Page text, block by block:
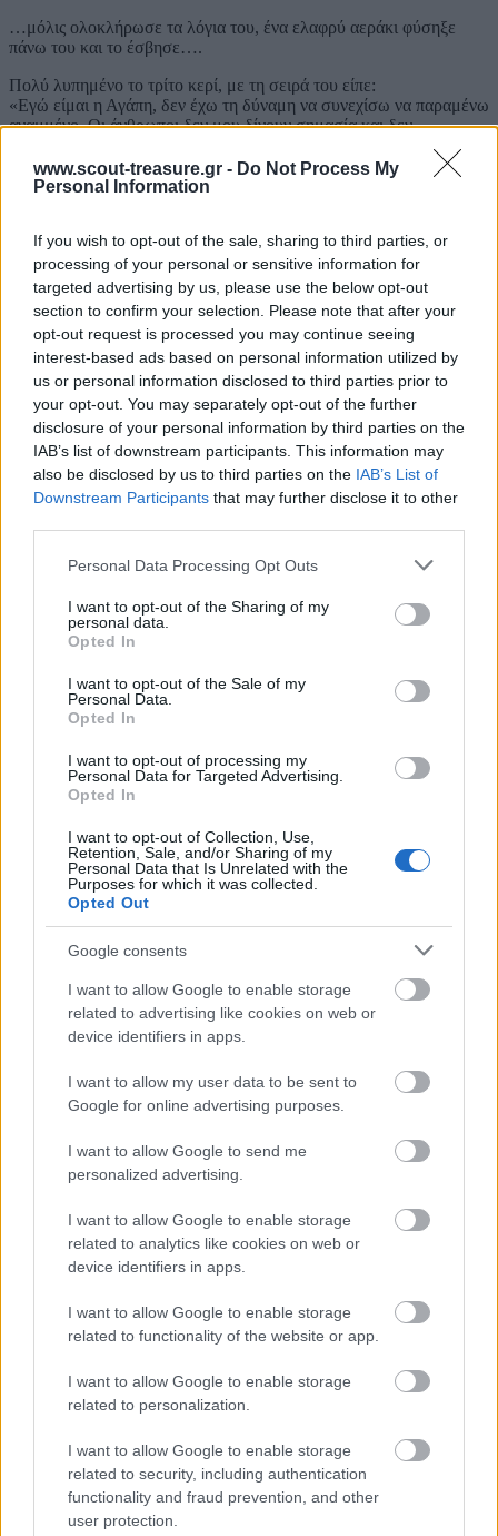
www.scout-treasure.gr - Do Not Process My
Personal Information
If you wish to opt-out of the sale, sharing to third parties, or
processing of your personal or sensitive information for
targeted advertising by us, please use the below opt-out
section to confirm your selection. Please note that after your
opt-out request is processed you may continue seeing
interest-based ads based on personal information utilized by
us or personal information disclosed to third parties prior to
your opt-out. You may separately opt-out of the further
disclosure of your personal information by third parties on the
IAB’s list of downstream participants. This information may
also be disclosed by us to third parties on the IAB’s List of
Downstream Participants that may further disclose it to other
Please note that this website/app uses one or more Google
not limited to your visit or usage behaviour. You may click to
grant or deny consent to Google and its third-party tags to
use your data for below specified purposes in below Google
consent section.
Personal Data Processing Opt Outs
I want to opt-out of the Sharing of my
personal data.
Opted In
I want to opt-out of the Sale of my
Personal Data.
Opted In
I want to opt-out of processing my
Personal Data for Targeted Advertising.
Opted In
I want to opt-out of Collection, Use,
Retention, Sale, and/or Sharing of my
Personal Data that Is Unrelated with the
Purposes for which it was collected.
Opted Out
Google consents
I want to allow Google to enable storage
related to advertising like cookies on web or
device identifiers in apps.
I want to allow my user data to be sent to
Google for online advertising purposes.
I want to allow Google to send me
personalized advertising.
I want to allow Google to enable storage
related to analytics like cookies on web or
device identifiers in apps.
I want to allow Google to enable storage
related to functionality of the website or app.
I want to allow Google to enable storage
related to personalization.
I want to allow Google to enable storage
related to security, including authentication
functionality and fraud prevention, and other
user protection.
…μόλις ολοκλήρωσε τα λόγια του, ένα ελαφρύ αεράκι φύσηξε
πάνω του και το έσβησε….
Πολύ λυπημένο το τρίτο κερί, με τη σειρά του είπε:
«Εγώ είμαι η Αγάπη, δεν έχω τη δύναμη να συνεχίσω να παραμένω
αναμμένο. Οι άνθρωποι δεν μου δίνουν σημασία και δεν
αντιλαμβάνονται το πόσο σημαντικό είμαι. Αυτοί μισούν ακόμα και
αυτούς που τους αγαπούν περισσότερο.»
Ξαφνικά…
Ένα μωρό μπήκε στο δωμάτιο και είδε τα τρία κεριά σβηστά.
Φοβισμένο από το μισοσκόταδο, είπε:
«Μα τι κάνετε! Πρέπει να παραμείνετε αναμμένα ! Εγώ φοβάμαι το
σκοτάδι!»
…και ξέσπασε σε δάκρυα…
Τότε το τέταρτο κερί είπε με συμπόνια:
“Μη φοβάσαι καλό μου, μην κλαις. Όσο θα είμαι εγώ αναμμένο,
θα μπορούμε πάντα να ξανανάψουμε τα υπόλοιπα κεριά. Εγώ είμαι
η Ελπίδα»
…με μάτια λαμπερά και γεμάτα δάκρυα, το μωρό πήρε το κερί της
…και καθένας από μας ας θυμάται (σαν εκείνο το μωρό), να ανάβει
ΠΙΣΩ ΣΕ Πεντάλεπτα Αρχηγού
Σχετικά προϊόντα
Ubuntu
Βαθμολογήθηκε με0από 5
«Ubuntu» ονομάζεται στη γλώσσα των φυλών της υποσαχάριας
Αφρικής (Ζουλού, Μασάι κλπ) η αλληλεγγύη της κοινότητας. Ένας
ανθρωπολόγος επισκέφτηκε τη
Είναι η ώρα της Γης !
Πεντάλεπτα Αρχηγού
Βαθμολογήθηκε με0από 5
(Από το βιβλίο Earth Hour, A Lights-Out Event for our planet, της
άνθρωποι
Η Ηχώ
Πεντάλεπτα Αρχηγού
Ένας ξυλοκόπος περπατούσε κάποτε με τον γιο του στο δάσος.
Ξαφνικά το παιδί γλίστρησε και έπεσε, ένας δυνατός πόνος
διαπέρασε
Η μάχη των χρωμάτων (Ινδιάνικος μύθος)
Βαθμολογήθηκε με0από 5
Μια φορά κι έναν καιρό τα χρώματα του κόσμου άρχισαν να
Ο Δρόμος που δεν πάρθηκε